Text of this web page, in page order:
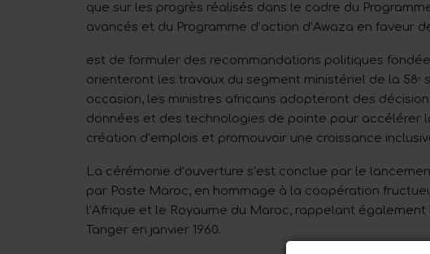
que sur les progrès réalisés dans le cadre du
avancés et du Programme d’action d’Awaza en faveur
est de formuler des recommandations politiques
orienteront les travaux du segment ministériel de la 58ᵉ
occasion, les ministres africains adopteront des
données et des technologies de pointe pour accélérer
création d’emplois et promouvoir une croissance
La cérémonie d’ouverture s’est conclue par le
par Poste Maroc, en hommage à la coopération
l’Afrique et le Royaume du Maroc, rappelant
Tanger en janvier 1960.